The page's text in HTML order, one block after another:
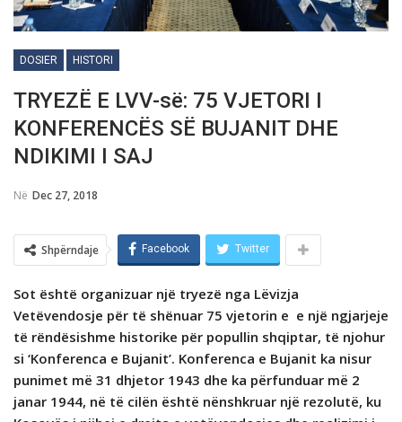
DOSIER HISTORI
TRYEZË E LVV-sё: 75 VJETORI I
KONFERENCËS SË BUJANIT DHE
NDIKIMI I SAJ
Në Dec 27, 2018
Shpërndaje Facebook Twitter
Sot ёshtё organizuar njё tryezё nga Lëvizja
Vetёvendosje pёr tё shёnuar 75 vjetorin e e njё ngjarjeje
tё rёndёsishme historike pёr popullin shqiptar, tё njohur
si ‘Konferenca e Bujanit’. Konferenca e Bujanit ka nisur
punimet më 31 dhjetor 1943 dhe ka përfunduar më 2
janar 1944, në të cilën është nënshkruar një rezolutë, ku